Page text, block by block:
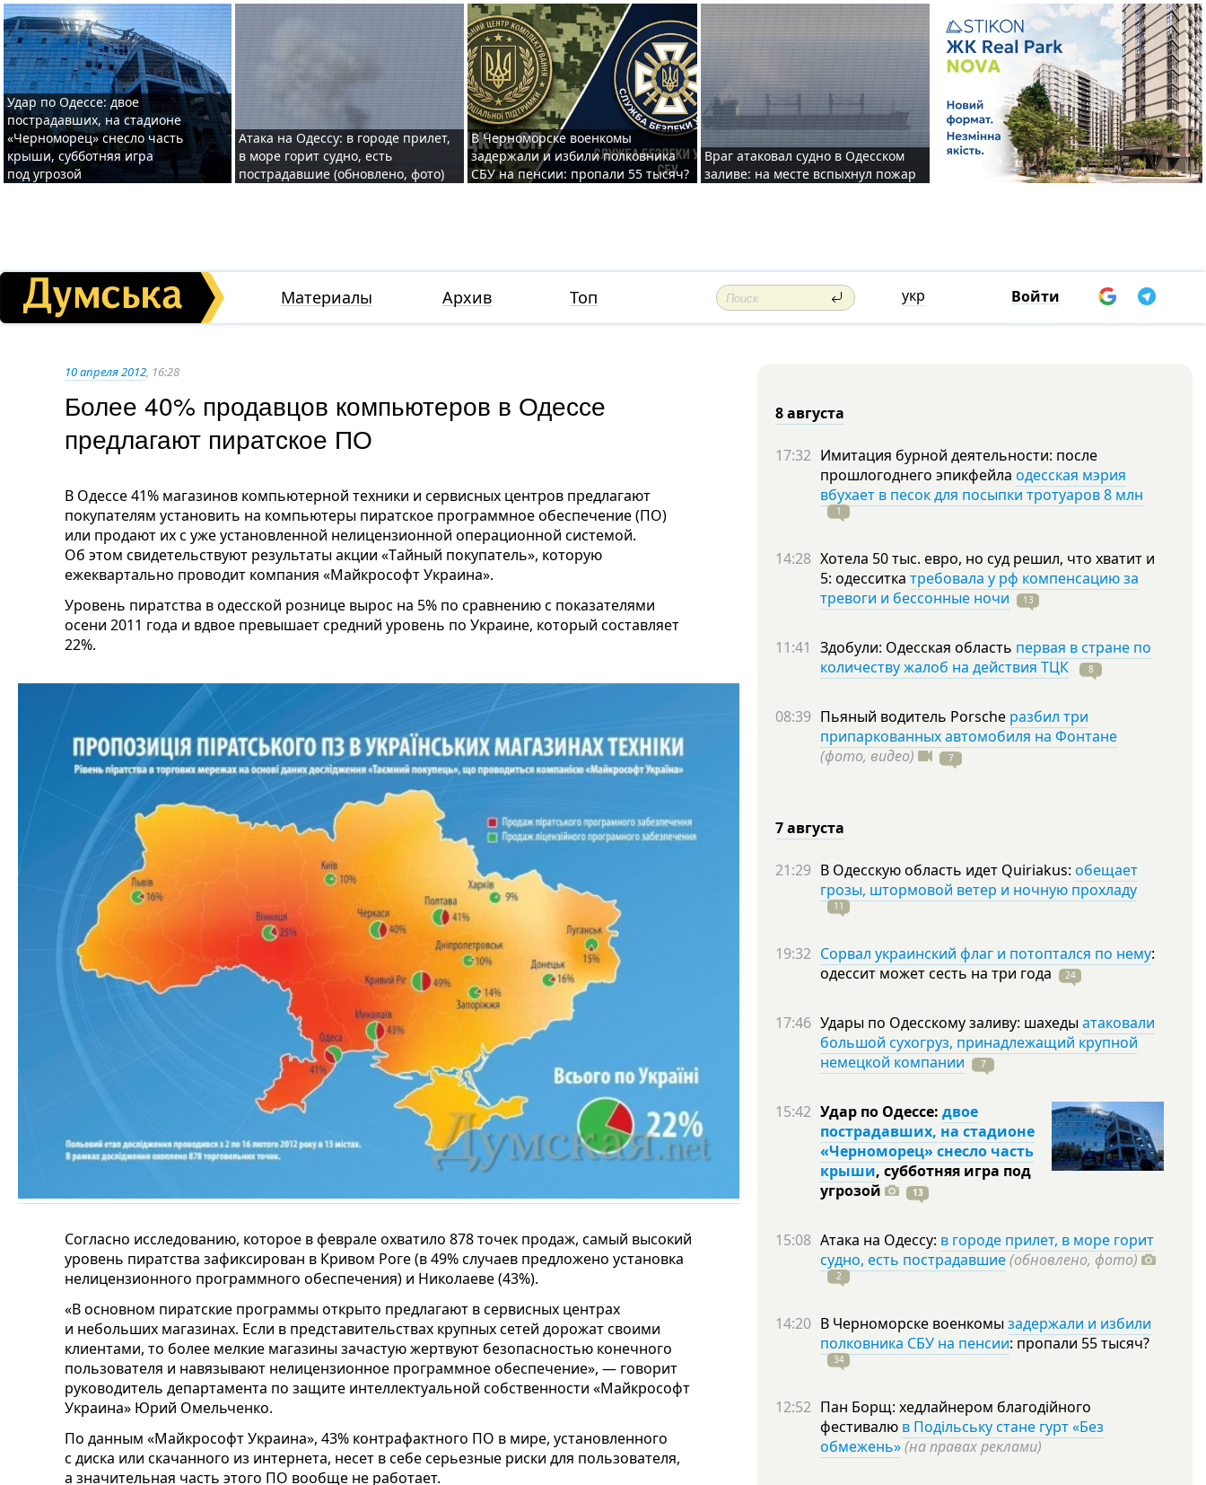
Удар по Одессе: двое
пострадавших, на стадионе
«Черноморец» снесло часть
крыши, субботняя игра
под угрозой
Атака на Одессу: в городе прилет,
в море горит судно, есть
пострадавшие (обновлено, фото)
В Черноморске военкомы
задержали и избили полковника
СБУ на пенсии: пропали 55 тысяч?
Враг атаковал судно в Одесском
заливе: на месте вспыхнул пожар
Материалы Архив Топ укр Войти
10 апреля 2012, 16:28
Более 40% продавцов компьютеров в Одессе
предлагают пиратское ПО
В Одессе 41% магазинов компьютерной техники и сервисных центров предлагают
покупателям установить на компьютеры пиратское программное обеспечение (ПО)
или продают их с уже установленной нелицензионной операционной системой.
Об этом свидетельствуют результаты акции «Тайный покупатель», которую
ежеквартально проводит компания «Майкрософт Украина».
Уровень пиратства в одесской рознице вырос на 5% по сравнению с показателями
осени 2011 года и вдвое превышает средний уровень по Украине, который составляет
22%.
Согласно исследованию, которое в феврале охватило 878 точек продаж, самый высокий
уровень пиратства зафиксирован в Кривом Роге (в 49% случаев предложено установка
нелицензионного программного обеспечения) и Николаеве (43%).
«В основном пиратские программы открыто предлагают в сервисных центрах
и небольших магазинах. Если в представительствах крупных сетей дорожат своими
клиентами, то более мелкие магазины зачастую жертвуют безопасностью конечного
пользователя и навязывают нелицензионное программное обеспечение», — говорит
руководитель департамента по защите интеллектуальной собственности «Майкрософт
Украина» Юрий Омельченко.
По данным «Майкрософт Украина», 43% контрафактного ПО в мире, установленного
с диска или скачанного из интернета, несет в себе серьезные риски для пользователя,
а значительная часть этого ПО вообще не работает.
8 августа
17:32 Имитация бурной деятельности: после
прошлогоднего эпикфейла одесская мэрия
вбухает в песок для посыпки тротуаров 8 млн
1
14:28 Хотела 50 тыс. евро, но суд решил, что хватит и
5: одесситка требовала у рф компенсацию за
тревоги и бессонные ночи
13
11:41 Здобули: Одесская область первая в стране по
количеству жалоб на действия ТЦК
8
08:39 Пьяный водитель Porsche разбил три
припаркованных автомобиля на Фонтане
(фото, видео)
7
7 августа
21:29 В Одесскую область идет Quiriakus: обещает
грозы, штормовой ветер и ночную прохладу
11
19:32 Сорвал украинский флаг и потоптался по нему:
одессит может сесть на три года 24
17:46 Удары по Одесскому заливу: шахеды атаковали
большой сухогруз, принадлежащий крупной
немецкой компании
7
15:42 Удар по Одессе: двое
пострадавших, на стадионе
«Черноморец» снесло часть
крыши, субботняя игра под
угрозой
13
15:08 Атака на Одессу: в городе прилет, в море горит
судно, есть пострадавшие(обновлено, фото)
2
14:20 В Черноморске военкомы задержали и избили
полковника СБУ на пенсии: пропали 55тысяч?
34
12:52 Пан Борщ: хедлайнером благодійного
фестивалю в Подільську стане гурт «Без
обмежень»(на правах реклами)